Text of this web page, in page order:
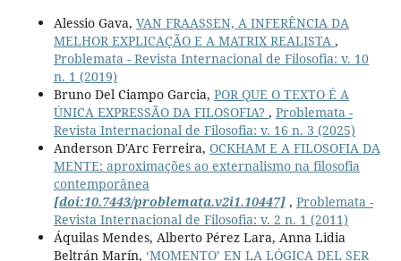
Alessio Gava, VAN FRAASSEN, A INFERÊNCIA DA
MELHOR EXPLICAÇÃO E A MATRIX REALISTA ,
Problemata - Revista Internacional de Filosofia: v. 10
n. 1 (2019)
Bruno Del Ciampo Garcia, POR QUE O TEXTO É A
ÚNICA EXPRESSÃO DA FILOSOFIA? , Problemata -
Revista Internacional de Filosofia: v. 16 n. 3 (2025)
Anderson D'Arc Ferreira, OCKHAM E A FILOSOFIA DA
MENTE: aproximações ao externalismo na filosofia
contemporânea
[doi:10.7443/problemata.v2i1.10447], Problemata -
Revista Internacional de Filosofia: v. 2 n. 1 (2011)
Áquilas Mendes, Alberto Pérez Lara, Anna Lidia
Beltrán Marín, ‘MOMENTO’ EN LA LÓGICA DEL SER